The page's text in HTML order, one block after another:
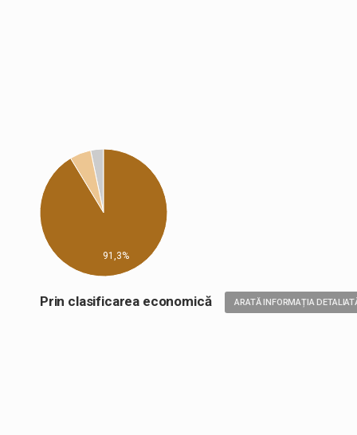
91,3%
Prin clasificarea economică ARATĂ INFORMAȚIA